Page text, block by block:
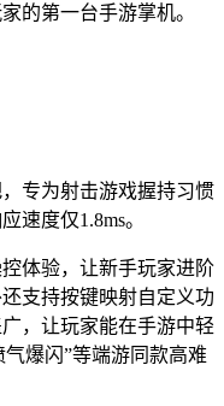
的第一台手游掌机。
专为射击游戏握持习惯
速度仅1.8ms。
体验，让新手玩家进阶
支持按键映射自定义功
，让玩家能在手游中轻
气爆闪”等端游同款高难